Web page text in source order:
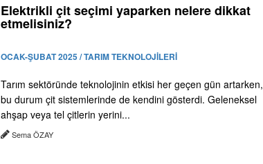
Elektrikli çit seçimi yaparken nelere dikkat
etmelisiniz?
OCAK-ŞUBAT 2025 / TARIM TEKNOLOJİLERİ
Tarım sektöründe teknolojinin etkisi her geçen gün artarken,
bu durum çit sistemlerinde de kendini gösterdi. Geleneksel
ahşap veya tel çitlerin yerini...
Sema ÖZAY